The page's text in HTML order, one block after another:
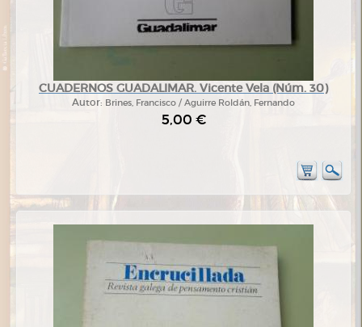
CUADERNOS GUADALIMAR. Vicente Vela (Núm. 30)
Autor: Brines, Francisco / Aguirre Roldán, Fernando
5,00 €